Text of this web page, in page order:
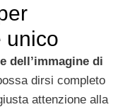
unico
dell’immagine di
dirsi completo
attenzione alla